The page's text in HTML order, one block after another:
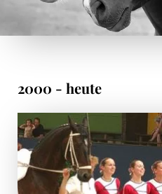
2000 - heute